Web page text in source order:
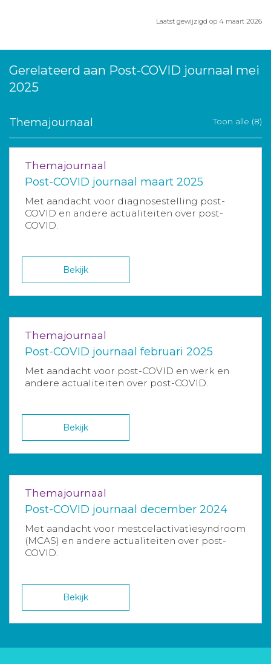
Laatst gewijzigd op 4 maart 2026
Gerelateerd aan Post-COVID journaal mei
2025
Themajournaal Toon alle (8)
Themajournaal
Post-COVID journaal maart 2025
Met aandacht voor diagnosestelling post-
COVID en andere actualiteiten over post-
COVID.
Bekijk
Themajournaal
Post-COVID journaal februari 2025
Met aandacht voor post-COVID en werk en
andere actualiteiten over post-COVID.
Bekijk
Themajournaal
Post-COVID journaal december 2024
Met aandacht voor mestcelactivatiesyndroom
(MCAS) en andere actualiteiten over post-
COVID.
Bekijk